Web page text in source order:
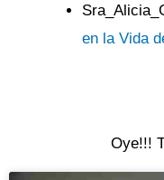
en la Vida
Oye!!!